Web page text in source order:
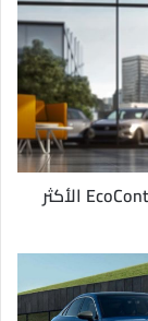
إطارات كونتيننتال EcoContact 7 و EcoContact 7 S الأكثر